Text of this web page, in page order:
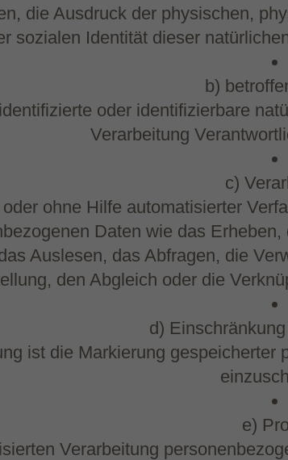
die Ausdruck der physischen,
sozialen Identität dieser
b)
oder identifizierbare
Verarbeitung
c)
ohne Hilfe automatisierter
Daten wie das
Auslesen, das Abfragen, die
den Abgleich oder die
d)
ist die Markierung
e)
Verarbeitung